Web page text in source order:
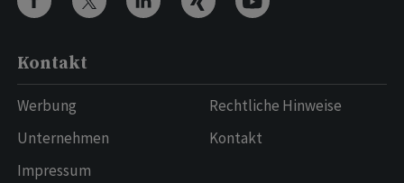
Kontakt
Werbung
Unternehmen
Impressum
Rechtliche Hinweise
Kontakt